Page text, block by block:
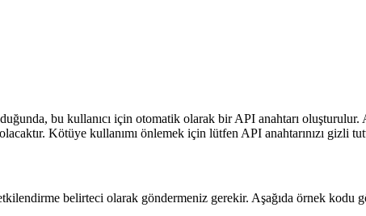
bu kullanıcı için otomatik olarak bir API anahtarı
Kötüye kullanımı önlemek için lütfen API anahtarınızı gizli
belirteci olarak göndermeniz gerekir. Aşağıda örnek kodu